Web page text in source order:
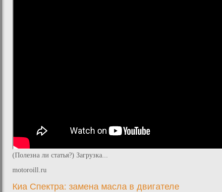
(Полезна ли статья?) Загрузка...
motoroill.ru
Киа Спектра: замена масла в двигателе